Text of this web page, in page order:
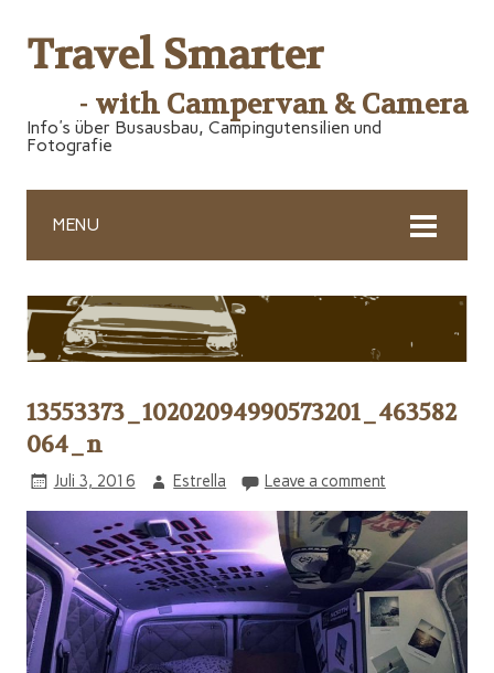
Travel Smarter
- with Campervan & Camera
Info's über Busausbau, Campingutensilien und
Fotografie
MENU
13553373_10202094990573201_463582
064_n
Juli 3, 2016 Estrella Leave a comment